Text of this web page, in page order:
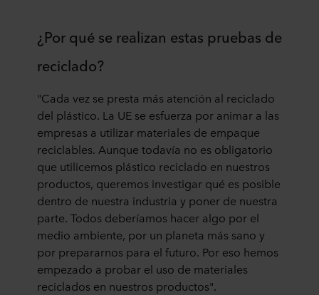
¿Por qué se realizan estas pruebas de
reciclado?
"Cada vez se presta más atención al reciclado
del plástico. La UE se esfuerza por animar a las
empresas a utilizar materiales de empaque
reciclables. Aunque todavía no es obligatorio
que utilicemos plástico reciclado en nuestros
productos, queremos investigar qué es posible
dentro de nuestra industria y poner de nuestra
parte. Todos deberíamos hacer algo por el
medio ambiente, por un planeta más sano y
por prepararnos para el futuro. Por eso hemos
empezado a probar el uso de materiales
reciclados en nuestros productos".